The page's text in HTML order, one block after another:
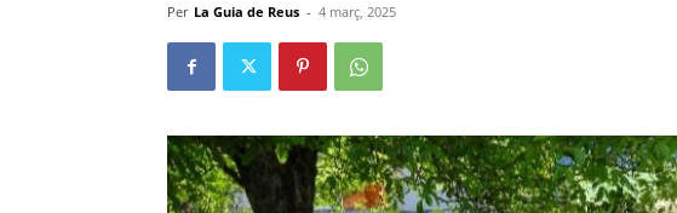
Per La Guia de Reus - 4 març, 2025